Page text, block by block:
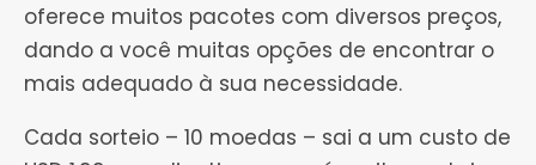
oferece muitos pacotes com diversos preços,
dando a você muitas opções de encontrar o
mais adequado à sua necessidade.
Cada sorteio – 10 moedas – sai a um custo de